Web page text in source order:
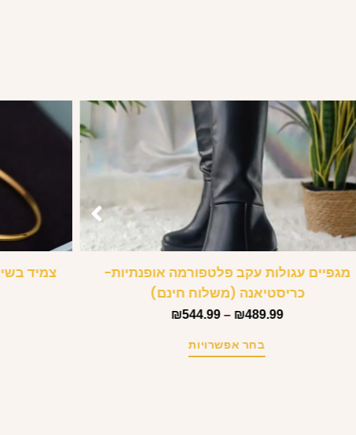
מגפיים עגולות עקב פלטפורמה אופנתיות-
כריסטיאנה (משלוח חינם)
₪489.99
–
₪544.99
בחר אפשרויות
צמיד